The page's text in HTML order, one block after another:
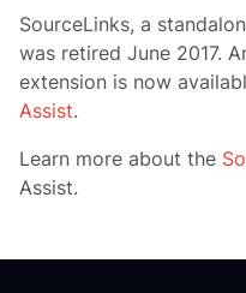
SourceLinks, a
was retired June 2017.
extension is now
Assist.
Learn more about the
Assist.